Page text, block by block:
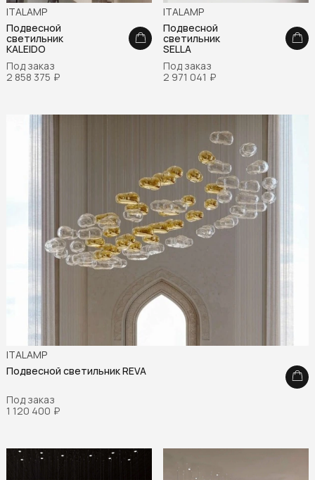
ITALAMP
Подвесной
светильник
KALEIDO
Под заказ
2 858 375 ₽
ITALAMP
Подвесной
светильник
SELLA
Под заказ
2 971 041 ₽
ITALAMP
Подвесной светильник REVA
Под заказ
1 120 400 ₽